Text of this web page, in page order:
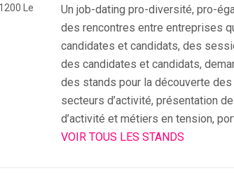
Le
Un job-dating pro-diversité, pro-
des rencontres entre entreprises
candidates et candidats, des
des candidates et candidats,
des stands pour la découverte
secteurs d’activité, présentation
d’activité et métiers en tension,
VOIR TOUS LES STANDS